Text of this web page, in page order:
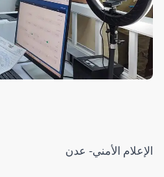
الإعلام الأمني- عدن